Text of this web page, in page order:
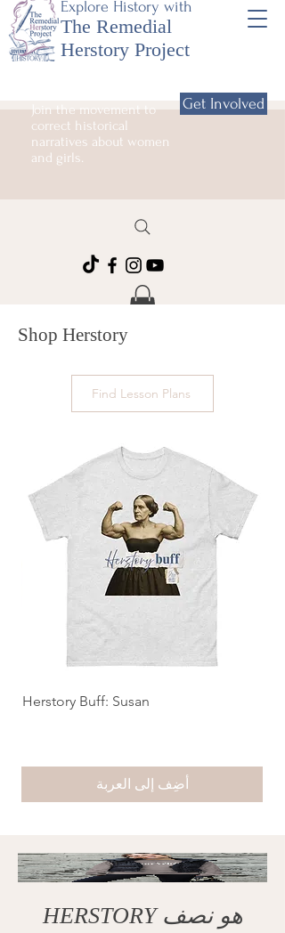
Explore History with
The Remedial
Herstory Project
Join the movement to
correct historical
narratives about women
and girls.
Get Involved
Shop Herstory
Find Lesson Plans
Herstory Buff: Susan
أضِف إلى العربة
HERSTORY هو نصف